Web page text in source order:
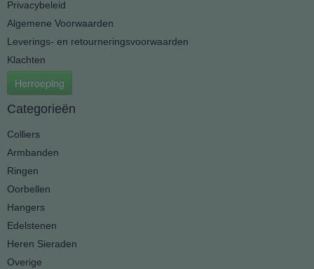
Privacybeleid
Algemene Voorwaarden
Leverings- en retourneringsvoorwaarden
Klachten
Herroeping
Categorieën
Colliers
Armbanden
Ringen
Oorbellen
Hangers
Edelstenen
Heren Sieraden
Overige